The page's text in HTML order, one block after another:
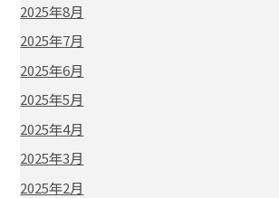
2025年8月
2025年7月
2025年6月
2025年5月
2025年4月
2025年3月
2025年2月